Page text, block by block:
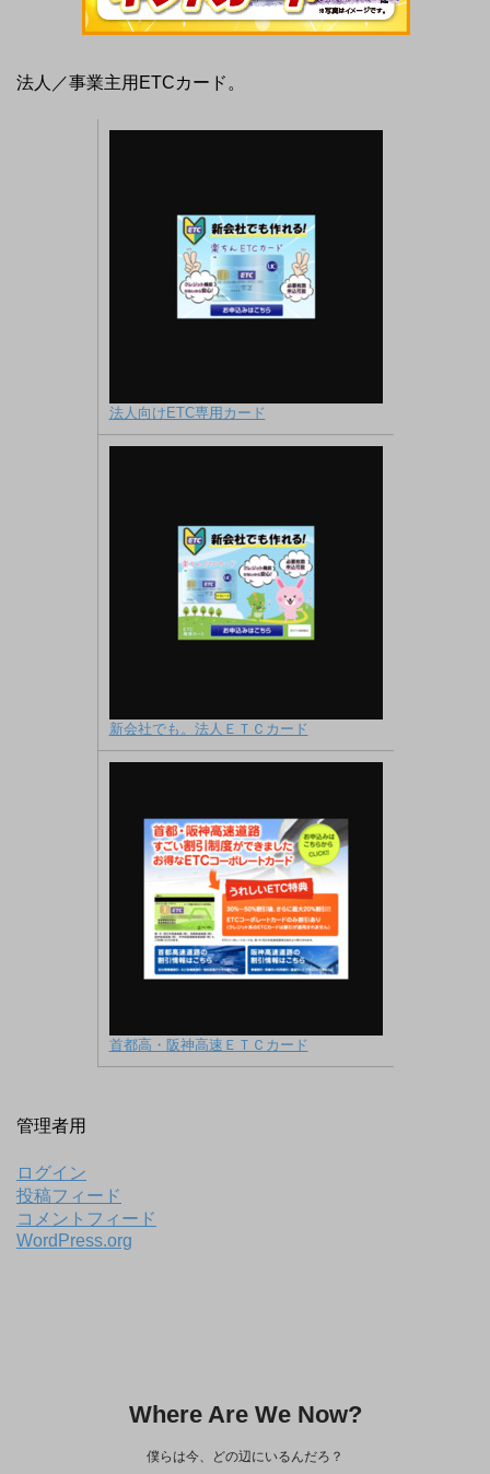
法人／事業主用ETCカード。
法人向けETC専用カード
新会社でも。法人ＥＴＣカード
首都高・阪神高速ＥＴＣカード
管理者用
ログイン
投稿フィード
コメントフィード
WordPress.org
Where Are We Now?
僕らは今、どの辺にいるんだろ？